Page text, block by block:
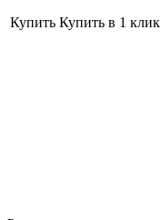
Купить Купить в 1 клик